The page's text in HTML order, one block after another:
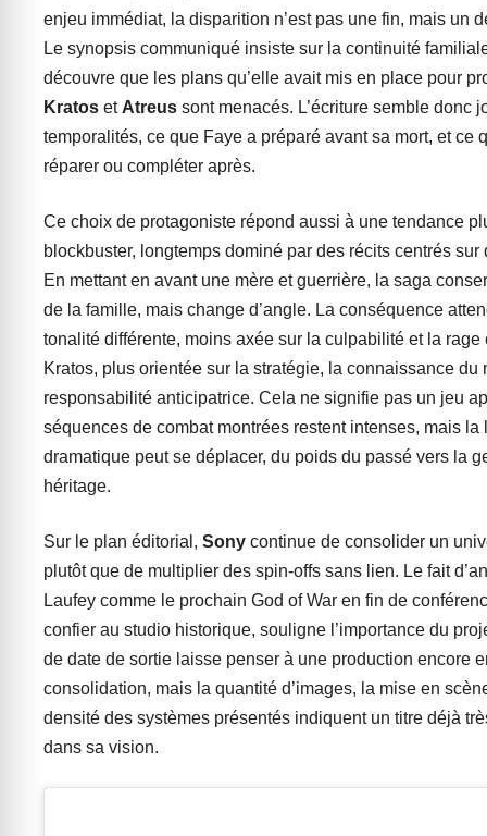
enjeu immédiat, la disparition n’est pas une fin, mais un
Le synopsis communiqué insiste sur la continuité
découvre que les plans qu’elle avait mis en place pour
Kratos et Atreus sont menacés. L’écriture semble donc
temporalités, ce que Faye a préparé avant sa mort, et ce
réparer ou compléter après.
Ce choix de protagoniste répond aussi à une tendance
blockbuster, longtemps dominé par des récits centrés sur
En mettant en avant une mère et guerrière, la saga
de la famille, mais change d’angle. La conséquence
tonalité différente, moins axée sur la culpabilité et la rage
Kratos, plus orientée sur la stratégie, la connaissance du
responsabilité anticipatrice. Cela ne signifie pas un jeu
séquences de combat montrées restent intenses, mais la
dramatique peut se déplacer, du poids du passé vers la
héritage.
Sur le plan éditorial, Sony continue de consolider un
plutôt que de multiplier des spin-offs sans lien. Le fait
Laufey comme le prochain God of War en fin de
confier au studio historique, souligne l’importance du
de date de sortie laisse penser à une production encore
consolidation, mais la quantité d’images, la mise en
densité des systèmes présentés indiquent un titre déjà
dans sa vision.